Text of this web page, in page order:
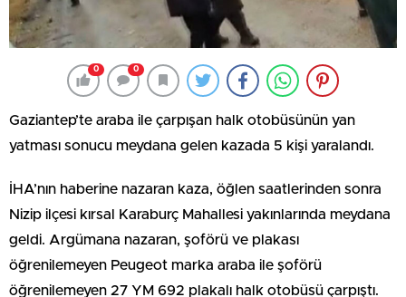
0 0
Gaziantep’te araba ile çarpışan halk otobüsünün yan
yatması sonucu meydana gelen kazada 5 kişi yaralandı.
İHA’nın haberine nazaran kaza, öğlen saatlerinden sonra
Nizip ilçesi kırsal Karaburç Mahallesi yakınlarında meydana
geldi. Argümana nazaran, şoförü ve plakası
öğrenilemeyen Peugeot marka araba ile şoförü
öğrenilemeyen 27 YM 692 plakalı halk otobüsü çarpıştı.